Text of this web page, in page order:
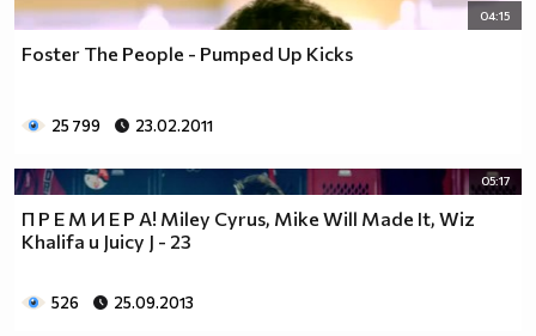
04:15
Foster The People - Pumped Up Kicks
25 799 23.02.2011
05:17
П Р Е М И Е Р А! Miley Cyrus, Mike Will Made It, Wiz
Khalifa и Juicy J - 23
526 25.09.2013